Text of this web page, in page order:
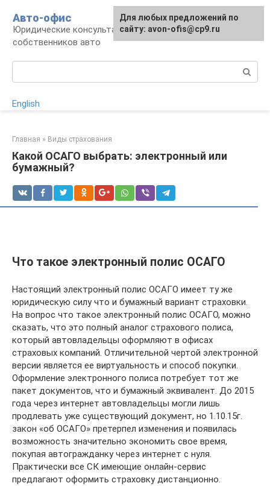
контенту
Авто-офис
Юридические консультации для водителей и
собственников авто
English
Главная » Виды страхования
Какой ОСАГО выбрать: электронный или
бумажный?
Что такое электронный полис ОСАГО
Настоящий электронный полис ОСАГО имеет ту же
юридическую силу что и бумажный вариант страховки.
На вопрос что такое электронный полис ОСАГО, можно
сказать, что это полный аналог страхового полиса,
который автовладельцы оформляют в офисах
страховых компаний. Отличительной чертой электронной
версии является ее виртуальность и способ покупки.
Оформление электронного полиса потребует тот же
пакет документов, что и бумажный эквивалент. До 2015
года через интернет автовладельцы могли лишь
продлевать уже существующий документ, но 1.10.15г.
закон «об ОСАГО» претерпел изменения и появилась
возможность значительно экономить свое время,
покупая автогражданку через интернет с нуля.
Практически все СК имеющие онлайн-сервис
предлагают оформить страховку дистанционно.
Для любых предложений по
сайту: avon-ofis@cp9.ru